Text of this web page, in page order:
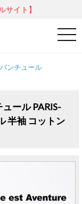
サイト】
t
o
o
n
バンチュール
ール PARIS-
半袖 コットン